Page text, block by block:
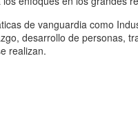
de vanguardia como
desarrollo de personas,
realizan.